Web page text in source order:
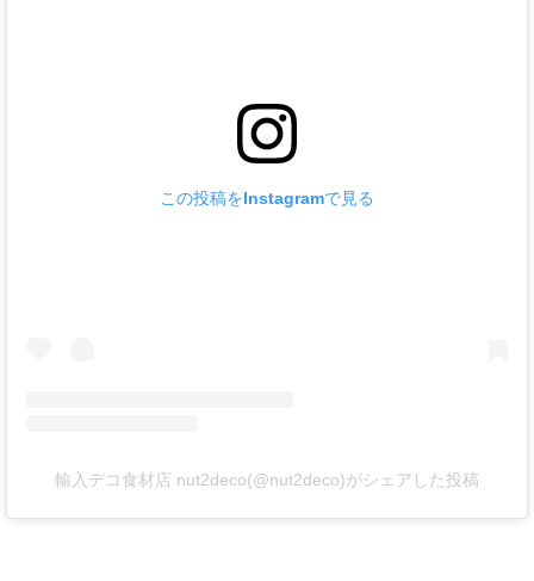
この投稿をInstagramで見る
輸入デコ食材店 nut2deco(@nut2deco)がシェアした投稿